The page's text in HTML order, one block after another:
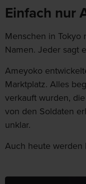
Einfach nur
Menschen in Tokyo
Namen. Jeder sagt
Ameyoko
Marktplatz. Alles
verkauft wurden,
von den Soldaten
unklar.
Auch heute werden